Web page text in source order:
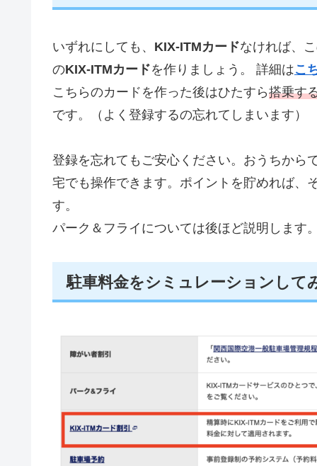
いずれにしても、 KIX-ITMカードなければ、
のKIX-ITMカードを作りましょう。 詳細はこ
こちらのカードを作った後はひたすら搭乗す
です。（よく登録するの忘れてしまいます）
登録を忘れてもご安心ください。おうちから
宅でも操作できます。ポイントを貯めれば、
す。
パーク＆フライについては後ほど説明します。
駐車料金をシミュレーションして